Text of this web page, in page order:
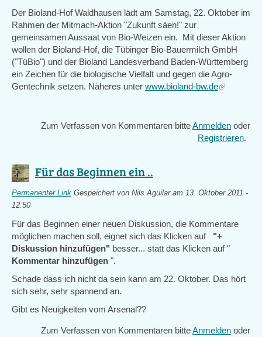
Der Bioland-Hof Waldhausen lädt am Samstag, 22. Oktober im
Rahmen der Mitmach-Aktion "Zukunft säen!" zur
gemeinsamen Aussaat von Bio-Weizen ein. Mit dieser Aktion
wollen der Bioland-Hof, die Tübinger Bio-Bauermilch GmbH
("TüBio") und der Bioland Landesverband Baden-Württemberg
ein Zeichen für die biologische Vielfalt und gegen die Agro-
Gentechnik setzen. Näheres unter www.bioland-bw.de(link
Zum Verfassen von Kommentaren bitteAnmelden oder
Registrieren.
Für das Beginnen ein ..
Permanenter Link Gespeichert von Nils Aguilaram 13. Oktober 2011 -
12:50
Für das Beginnen einer neuen Diskussion, die Kommentare
möglichen machen soll, eignet sich das Klicken auf "+
Diskussion hinzufügen" besser... statt das Klicken auf "
Kommentar hinzufügen ".
Schade dass ich nicht da sein kann am 22. Oktober. Das hört
sich sehr, sehr spannend an.
Gibt es Neuigkeiten vom Arsenal??
Zum Verfassen von Kommentaren bitteAnmelden oder